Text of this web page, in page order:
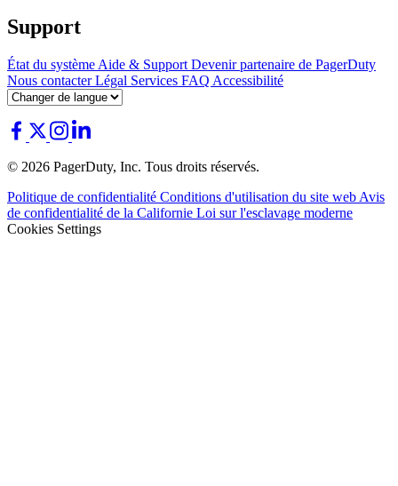
Support
État du système Aide & Support Devenir partenaire de PagerDuty
Nous contacterLégal Services FAQ Accessibilité
© 2026 PagerDuty, Inc. Tous droits réservés.
Politique de confidentialité Conditions d'utilisation du site web Avis
de confidentialité de la Californie Loi sur l'esclavage moderne
Cookies Settings